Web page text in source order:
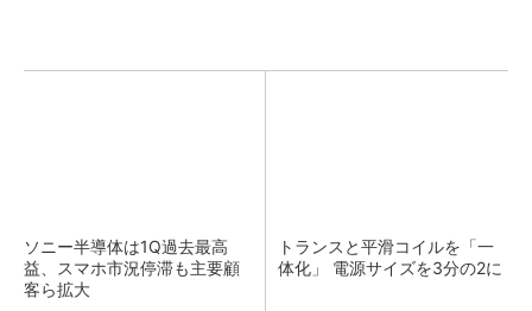
ソニー半導体は1Q過去最高
益、スマホ市況停滞も主要顧
客ら拡大
トランスと平滑コイルを「一
体化」 電源サイズを3分の2に